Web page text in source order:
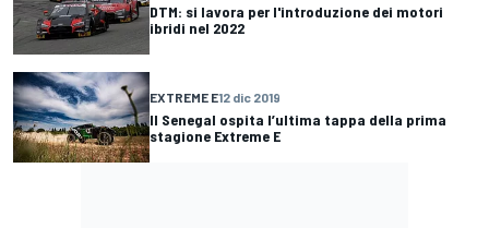
DTM: si lavora per l'introduzione dei motori
ibridi nel 2022
EXTREME E12 dic 2019
Il Senegal ospita l’ultima tappa della prima
stagione Extreme E